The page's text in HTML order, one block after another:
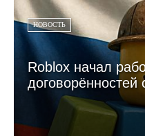
НОВОСТЬ
Roblox начал